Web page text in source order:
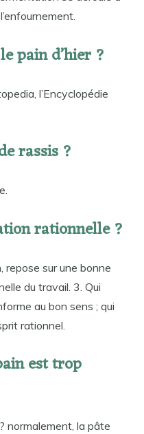
pain d’hier ?
l’Encyclopédie
rassis ?
rationnelle ?
repose sur une bonne
du travail. 3. Qui
au bon sens ; qui
rationnel.
est trop
normalement, la pâte